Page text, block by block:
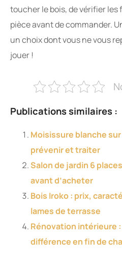
toucher le bois, de vérifier
pièce avant de commander.
un choix dont vous ne vous
jouer !
Publications similaires :
Moisissure blanche
prévenir et traiter
Salon de jardin 6
avant d’acheter
Bois Iroko : prix,
lames de terrasse
Rénovation intérieure
différence en fin de